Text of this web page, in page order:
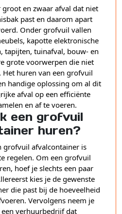
en zwaar afval dat niet
past en daarom apart
Onder grofvuil vallen
kapotte elektronische
tapijten, tuinafval, bouw- en
grote voorwerpen die niet
huren van een grofvuil
handige oplossing om al dit
afval op een efficiënte
en af te voeren.
een grofvuil
huren?
grofvuil afvalcontainer is
regelen. Om een grofvuil
hoef je slechts een paar
kies je de gewenste
die past bij de hoeveelheid
Vervolgens neem je
verhuurbedrijf dat